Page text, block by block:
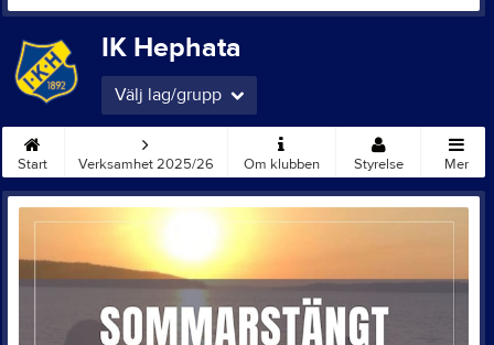
IK Hephata
Välj lag/grupp
Start Verksamhet 2025/26 Om klubben Styrelse Mer